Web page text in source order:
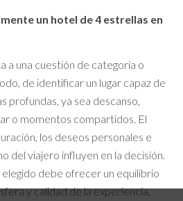
un hotel de 4 estrellas en
a una cuestión de categoría o
de identificar un lugar capaz de
profundas, ya sea descanso,
o momentos compartidos. El
los deseos personales e
del viajero influyen en la decisión.
debe ofrecer un equilibrio
y calidad de la experiencia,